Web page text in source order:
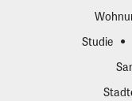
Studie